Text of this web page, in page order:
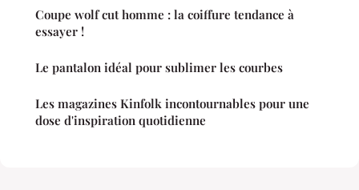
Coupe wolf cut homme : la coiffure tendance à
essayer !
Le pantalon idéal pour sublimer les courbes
Les magazines Kinfolk incontournables pour une
dose d'inspiration quotidienne